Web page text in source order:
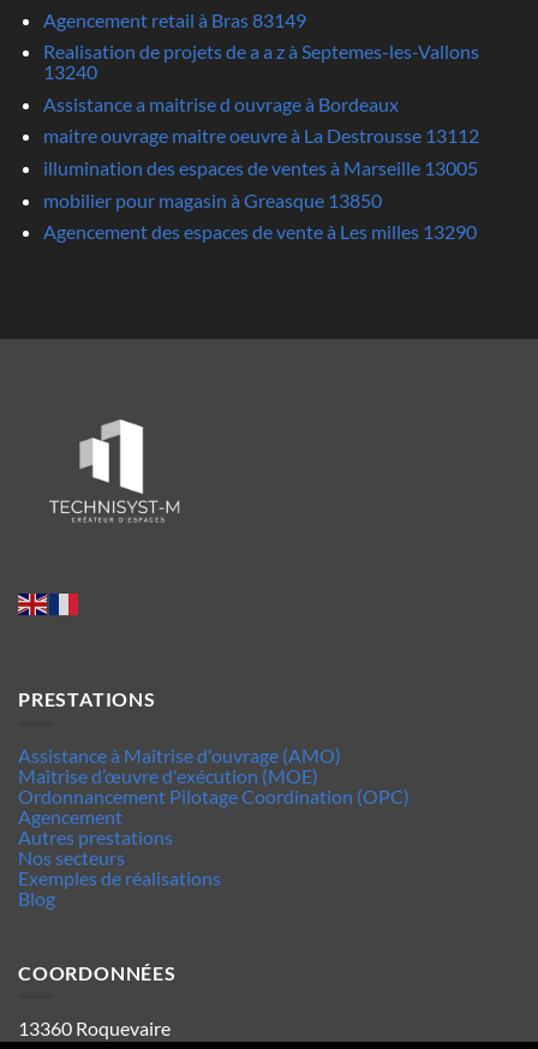
Agencement retail à Bras 83149
Realisation de projets de a a z à Septemes-les-Vallons
13240
Assistance a maitrise d ouvrage à Bordeaux
maitre ouvrage maitre oeuvre à La Destrousse 13112
illumination des espaces de ventes à Marseille 13005
mobilier pour magasin à Greasque 13850
Agencement des espaces de vente à Les milles 13290
PRESTATIONS
Assistance à Maîtrise d'ouvrage (AMO)
Maîtrise d’œuvre d'exécution (MOE)
Ordonnancement Pilotage Coordination (OPC)
Agencement
Autres prestations
Nos secteurs
Exemples de réalisations
Blog
COORDONNÉES
13360 Roquevaire